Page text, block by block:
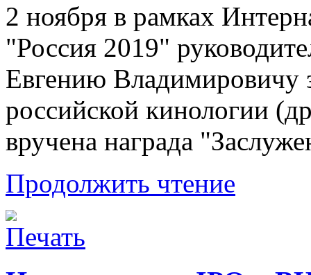
2 ноября в рамках
"Россия 2019"
Евгению Владимировичу
российской кинологии
вручена награда
Продолжить чтение